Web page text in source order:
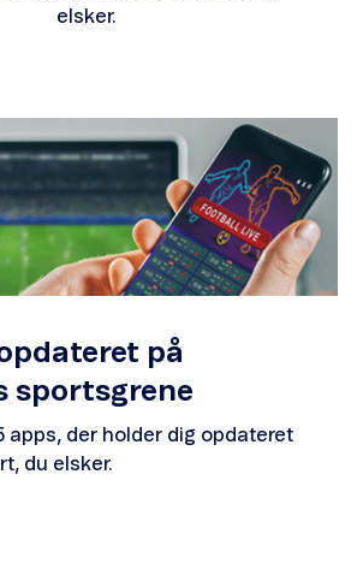
elsker.
på
sportsgrene
apps, der holder dig opdateret
du elsker.